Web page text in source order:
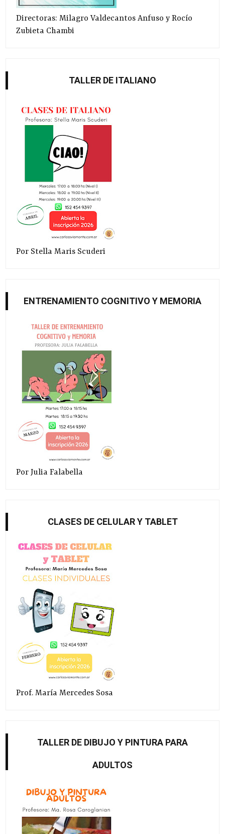
Directoras: Milagro Valdecantos Anfuso y Rocío
Zubieta Chambi
TALLER DE ITALIANO
Por Stella Maris Scuderi
ENTRENAMIENTO COGNITIVO Y MEMORIA
Por Julia Falabella
CLASES DE CELULAR Y TABLET
Prof. María Mercedes Sosa
TALLER DE DIBUJO Y PINTURA PARA
ADULTOS